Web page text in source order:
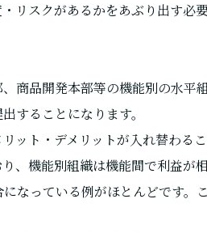
リスクがあるかをあぶり出す
、商品開発本部等の機能別の水
することになります。
ット・デメリットが入れ替わ
、機能別組織は機能間で利益
なっている例がほとんどです